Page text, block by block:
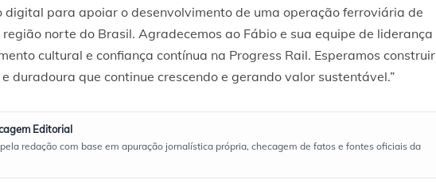
digital para apoiar o desenvolvimento de uma operação ferroviária de
norte do Brasil. Agradecemos ao Fábio e sua equipe de liderança
cultural e confiança contínua na Progress Rail. Esperamos construir
duradoura que continue crescendo e gerando valor sustentável.”
Editorial
redação com base em apuração jornalística própria, checagem de fatos e fontes oficiais da